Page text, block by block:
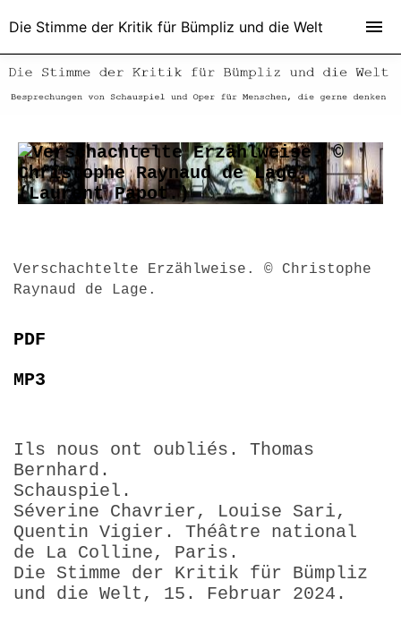
Verschachtelte Erzählweise. © Christophe
Raynaud de Lage.
PDF
MP3
Ils nous ont oubliés. Thomas
Bernhard.
Schauspiel.
Séverine Chavrier, Louise Sari,
Quentin Vigier. Théâtre national
de La Colline, Paris.
Die Stimme der Kritik für Bümpliz
und die Welt, 15. Februar 2024.
Die Stimme der Kritik für Bümpliz und die Welt